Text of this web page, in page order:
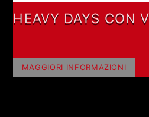
HEAVY DAYS CON
MAGGIORI INFORMAZIONI